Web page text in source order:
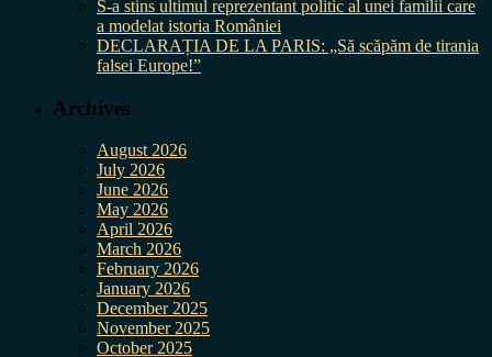
S-a stins ultimul reprezentant politic al unei familii care
a modelat istoria României
DECLARAȚIA DE LA PARIS: „Să scăpăm de tirania
falsei Europe!”
Archives
August 2026
July 2026
June 2026
May 2026
April 2026
March 2026
February 2026
January 2026
December 2025
November 2025
October 2025